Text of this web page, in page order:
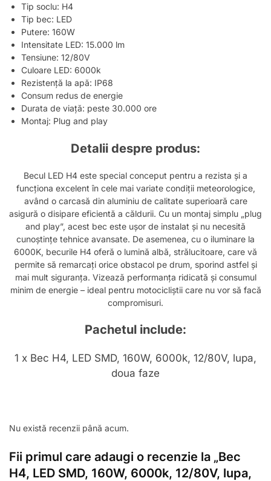
Tip soclu: H4
Tip bec: LED
Putere: 160W
Intensitate LED: 15.000 lm
Tensiune: 12/80V
Culoare LED: 6000k
Rezistență la apă: IP68
Consum redus de energie
Durata de viață: peste 30.000 ore
Montaj: Plug and play
Detalii despre produs:
Becul LED H4 este special conceput pentru a rezista și a
funcționa excelent în cele mai variate condiții meteorologice,
având o carcasă din aluminiu de calitate superioară care
asigură o disipare eficientă a căldurii. Cu un montaj simplu „plug
and play”, acest bec este ușor de instalat și nu necesită
cunoștințe tehnice avansate. De asemenea, cu o iluminare la
6000K, becurile H4 oferă o lumină albă, strălucitoare, care vă
permite să remarcați orice obstacol pe drum, sporind astfel și
mai mult siguranța. Vizează performanța ridicată și consumul
minim de energie – ideal pentru motocicliștii care nu vor să facă
compromisuri.
Pachetul include:
1 x Bec H4, LED SMD, 160W, 6000k, 12/80V, lupa,
doua faze
Nu există recenzii până acum.
Fii primul care adaugi o recenzie la „Bec
H4, LED SMD, 160W, 6000k, 12/80V, lupa,